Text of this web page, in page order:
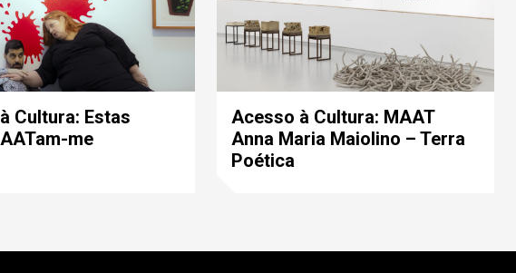
Cultura: Estas
me
Acesso à Cultura: MAAT
Anna Maria Maiolino – Terra
Poética